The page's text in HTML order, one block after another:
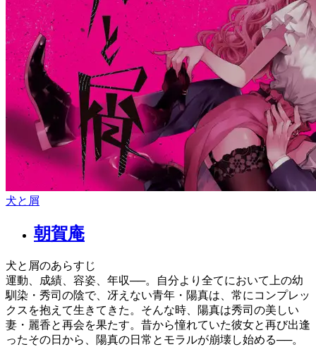
犬と屑
朝賀庵
犬と屑のあらすじ
運動、成績、容姿、年収──。自分より全てにおいて上の幼
馴染・秀司の陰で、冴えない青年・陽真は、常にコンプレッ
クスを抱えて生きてきた。そんな時、陽真は秀司の美しい
妻・麗香と再会を果たす。昔から憧れていた彼女と再び出逢
ったその日から、陽真の日常とモラルが崩壊し始める──。